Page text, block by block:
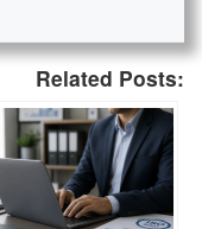
Related Posts: